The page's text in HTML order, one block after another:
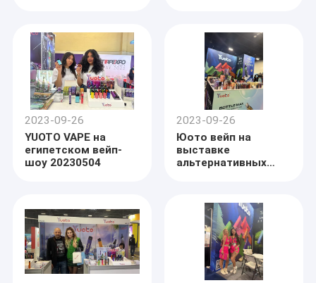
2023-09-26
YUOTO VAPE на
египетском вейп-
шоу 20230504
2023-09-26
Юото вейп на
выставке
альтернативных